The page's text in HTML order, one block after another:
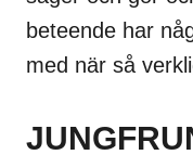
beteende har
med när så